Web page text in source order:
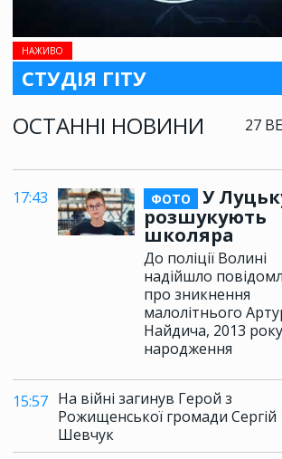
НАЖИВО
СТУДІЯ ГІТУ
ОСТАННІ НОВИНИ
27
17:43 ФОТО
У
розшукують
школяра
До поліції Волині
надійшло
про зникнення
малолітнього
Найдича, 2013 року
народження
15:57 На війні загинув Герой з
Рожищенської громади Сергій
Шевчук